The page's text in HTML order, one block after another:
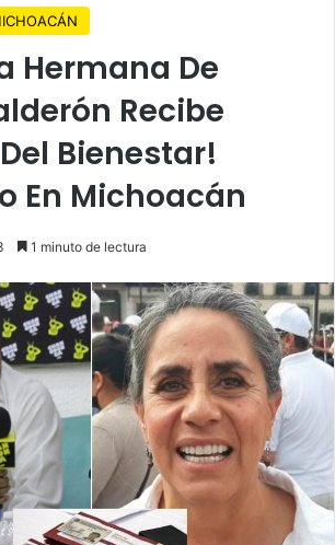
Hermana De
Recibe
Bienestar!
En Michoacán
1 minuto de lectura